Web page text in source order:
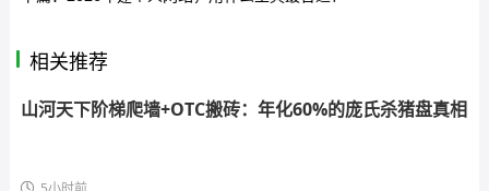
相关推荐
山河天下阶梯爬墙+OTC搬砖：年化60%的庞氏杀猪盘真相